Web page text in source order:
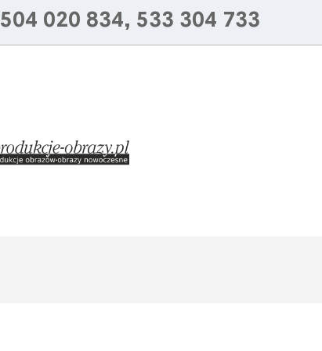
504 020 834, 533 304 733